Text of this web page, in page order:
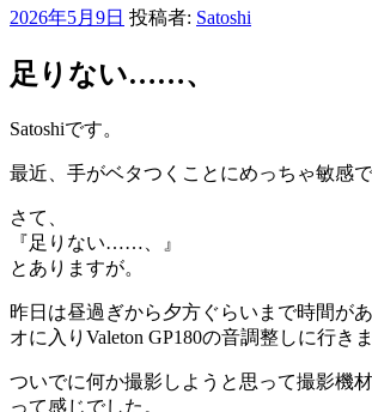
投
日:
2026年5月9日 投稿者: Satoshi
足りない……、
Satoshiです。
最近、手がベタつくことにめっちゃ敏感で
さて、
『足りない……、』
とありますが。
昨日は昼過ぎから夕方ぐらいまで時間が
オに入りValeton GP180の音調整しに行きま
ついでに何か撮影しようと思って撮影機
って感じでした。